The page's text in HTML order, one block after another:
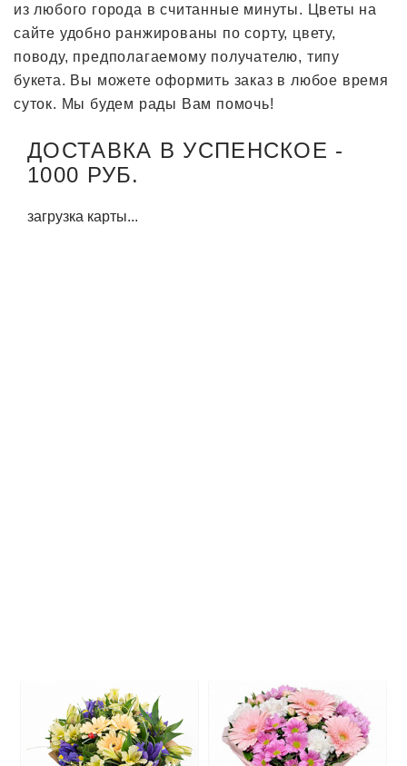
из любого города в считанные минуты. Цветы на
сайте удобно ранжированы по сорту, цвету,
поводу, предполагаемому получателю, типу
букета. Вы можете оформить заказ в любое время
суток. Мы будем рады Вам помочь!
ДОСТАВКА В УСПЕНСКОЕ -
1000 РУБ.
загрузка карты...